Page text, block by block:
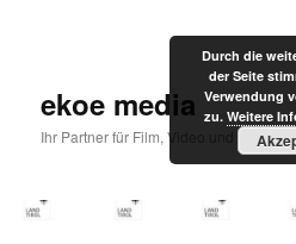
ekoe media
Ihr Partner für Film, Video und Internet
Durch die
der Seite
Verwendung
zu. Weitere